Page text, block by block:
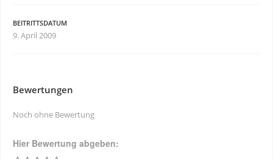
BEITRITTSDATUM
9. April 2009
Bewertungen
Noch ohne Bewertung
Hier Bewertung abgeben: